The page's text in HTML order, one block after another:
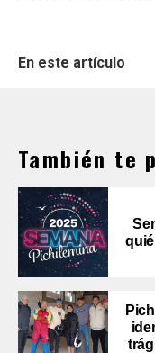
En este artículo
También te